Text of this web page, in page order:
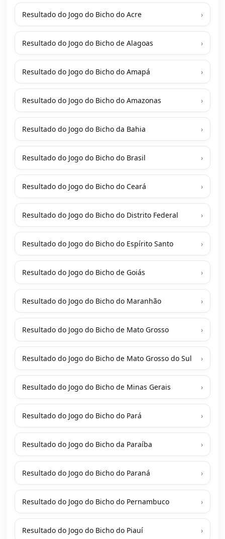
Resultado do Jogo do Bicho do Acre ›
Resultado do Jogo do Bicho de Alagoas ›
Resultado do Jogo do Bicho do Amapá ›
Resultado do Jogo do Bicho do Amazonas ›
Resultado do Jogo do Bicho da Bahia ›
Resultado do Jogo do Bicho do Brasil ›
Resultado do Jogo do Bicho do Ceará ›
Resultado do Jogo do Bicho do Distrito Federal ›
Resultado do Jogo do Bicho do Espírito Santo ›
Resultado do Jogo do Bicho de Goiás ›
Resultado do Jogo do Bicho do Maranhão ›
Resultado do Jogo do Bicho de Mato Grosso ›
Resultado do Jogo do Bicho de Mato Grosso do Sul ›
Resultado do Jogo do Bicho de Minas Gerais ›
Resultado do Jogo do Bicho do Pará ›
Resultado do Jogo do Bicho da Paraíba ›
Resultado do Jogo do Bicho do Paraná ›
Resultado do Jogo do Bicho do Pernambuco ›
Resultado do Jogo do Bicho do Piauí ›